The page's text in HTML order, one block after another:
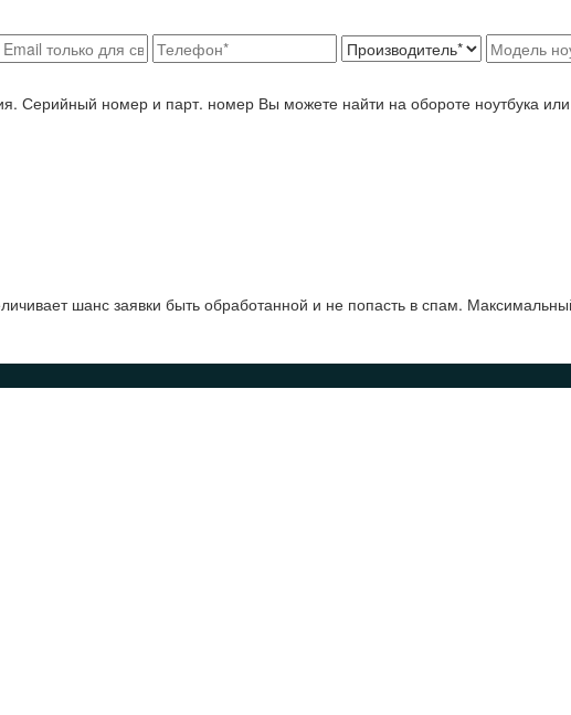
Серийный номер и парт. номер Вы можете найти на обороте ноутбука
шанс заявки быть обработанной и не попасть в спам.